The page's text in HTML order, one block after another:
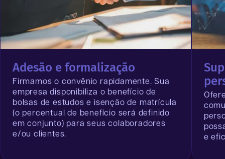
Adesão e formalização
Firmamos o convênio rapidamente. Sua
empresa disponibiliza o benefício de
bolsas de estudos e isenção de matrícula
(o percentual de benefício será definido
em conjunto) para seus colaboradores
e/ou clientes.
e